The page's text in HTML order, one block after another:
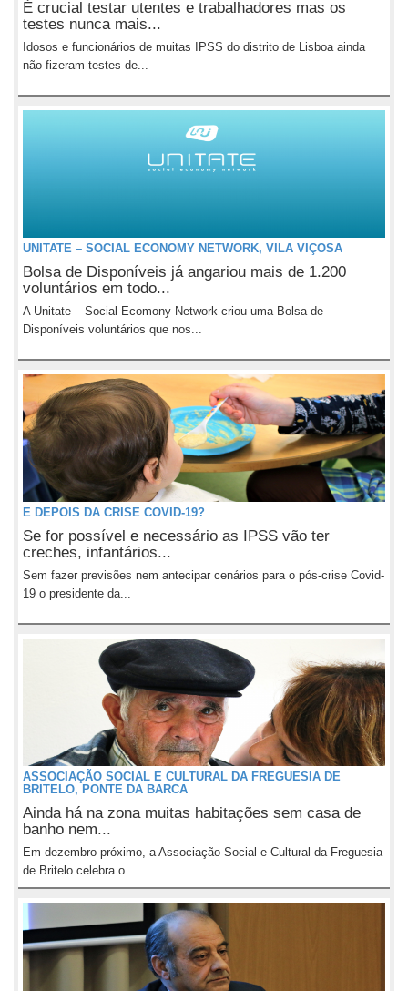
É crucial testar utentes e trabalhadores mas os
testes nunca mais...
Idosos e funcionários de muitas IPSS do distrito de Lisboa ainda
não fizeram testes de...
UNITATE – SOCIAL ECONOMY NETWORK, VILA VIÇOSA
Bolsa de Disponíveis já angariou mais de 1.200
voluntários em todo...
A Unitate – Social Ecomony Network criou uma Bolsa de
Disponíveis voluntários que nos...
E DEPOIS DA CRISE COVID-19?
Se for possível e necessário as IPSS vão ter
creches, infantários...
Sem fazer previsões nem antecipar cenários para o pós-crise Covid-
19 o presidente da...
ASSOCIAÇÃO SOCIAL E CULTURAL DA FREGUESIA DE
BRITELO, PONTE DA BARCA
Ainda há na zona muitas habitações sem casa de
banho nem...
Em dezembro próximo, a Associação Social e Cultural da Freguesia
de Britelo celebra o...